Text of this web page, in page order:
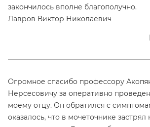
закончилось вполне благополучно.
Лавров Виктор Николаевич
Огромное спасибо профессору
Нерсесовичу за оперативно
моему отцу. Он обратился с
оказалось, что в мочеточнике